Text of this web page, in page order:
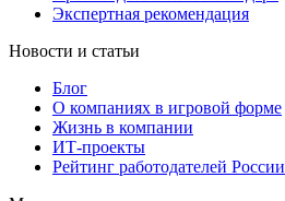
Экспертная рекомендация
Новости и статьи
Блог
О компаниях в игровой форме
Жизнь в компании
ИТ-проекты
Рейтинг работодателей России